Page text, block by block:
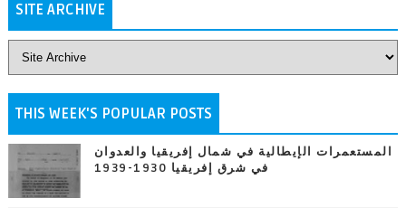
SITE ARCHIVE
THIS WEEK'S POPULAR POSTS
المستعمرات الإيطالية في شمال إفريقيا والعدوان
في شرق إفريقيا 1930-1939